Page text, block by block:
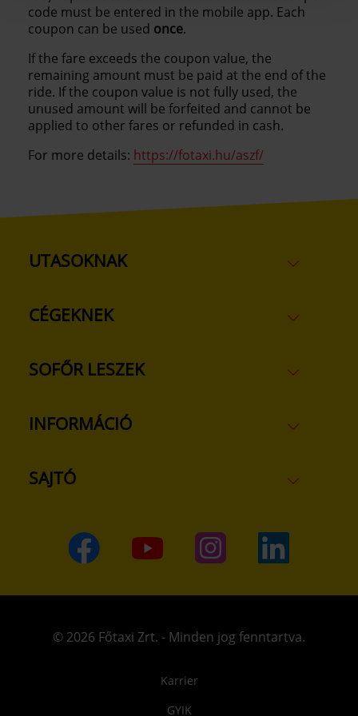
code must be entered in the mobile app. Each
coupon can be used once.
If the fare exceeds the coupon value, the
remaining amount must be paid at the end of the
ride. If the coupon value is not fully used, the
unused amount will be forfeited and cannot be
applied to other fares or refunded in cash.
For more details: https://fotaxi.hu/aszf/
UTASOKNAK
CÉGEKNEK
SOFŐR LESZEK
INFORMÁCIÓ
SAJTÓ
© 2026 Főtaxi Zrt. - Minden jog fenntartva.
Karrier
GYIK